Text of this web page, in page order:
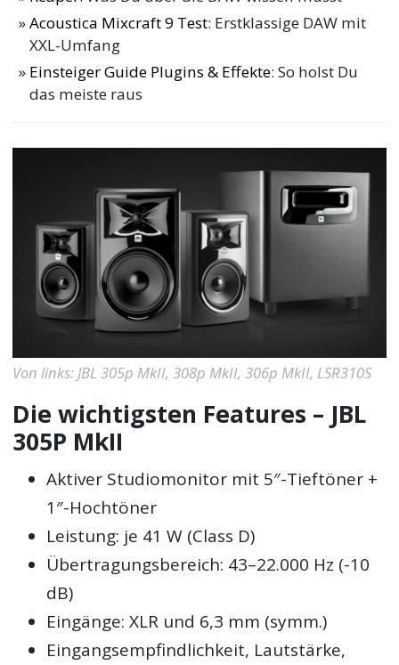
Acoustica Mixcraft 9 Test: Erstklassige DAW mit
XXL-Umfang
Einsteiger Guide Plugins & Effekte: So holst Du
das meiste raus
Von links: JBL 305p MkII, 308p MkII, 306p MkII, LSR310S
Die wichtigsten Features – JBL
305P MkII
Aktiver Studiomonitor mit 5″-Tieftöner +
1″-Hochtöner
Leistung: je 41 W (Class D)
Übertragungsbereich: 43–22.000 Hz (-10
dB)
Eingänge: XLR und 6,3 mm (symm.)
Eingangsempfindlichkeit, Lautstärke,